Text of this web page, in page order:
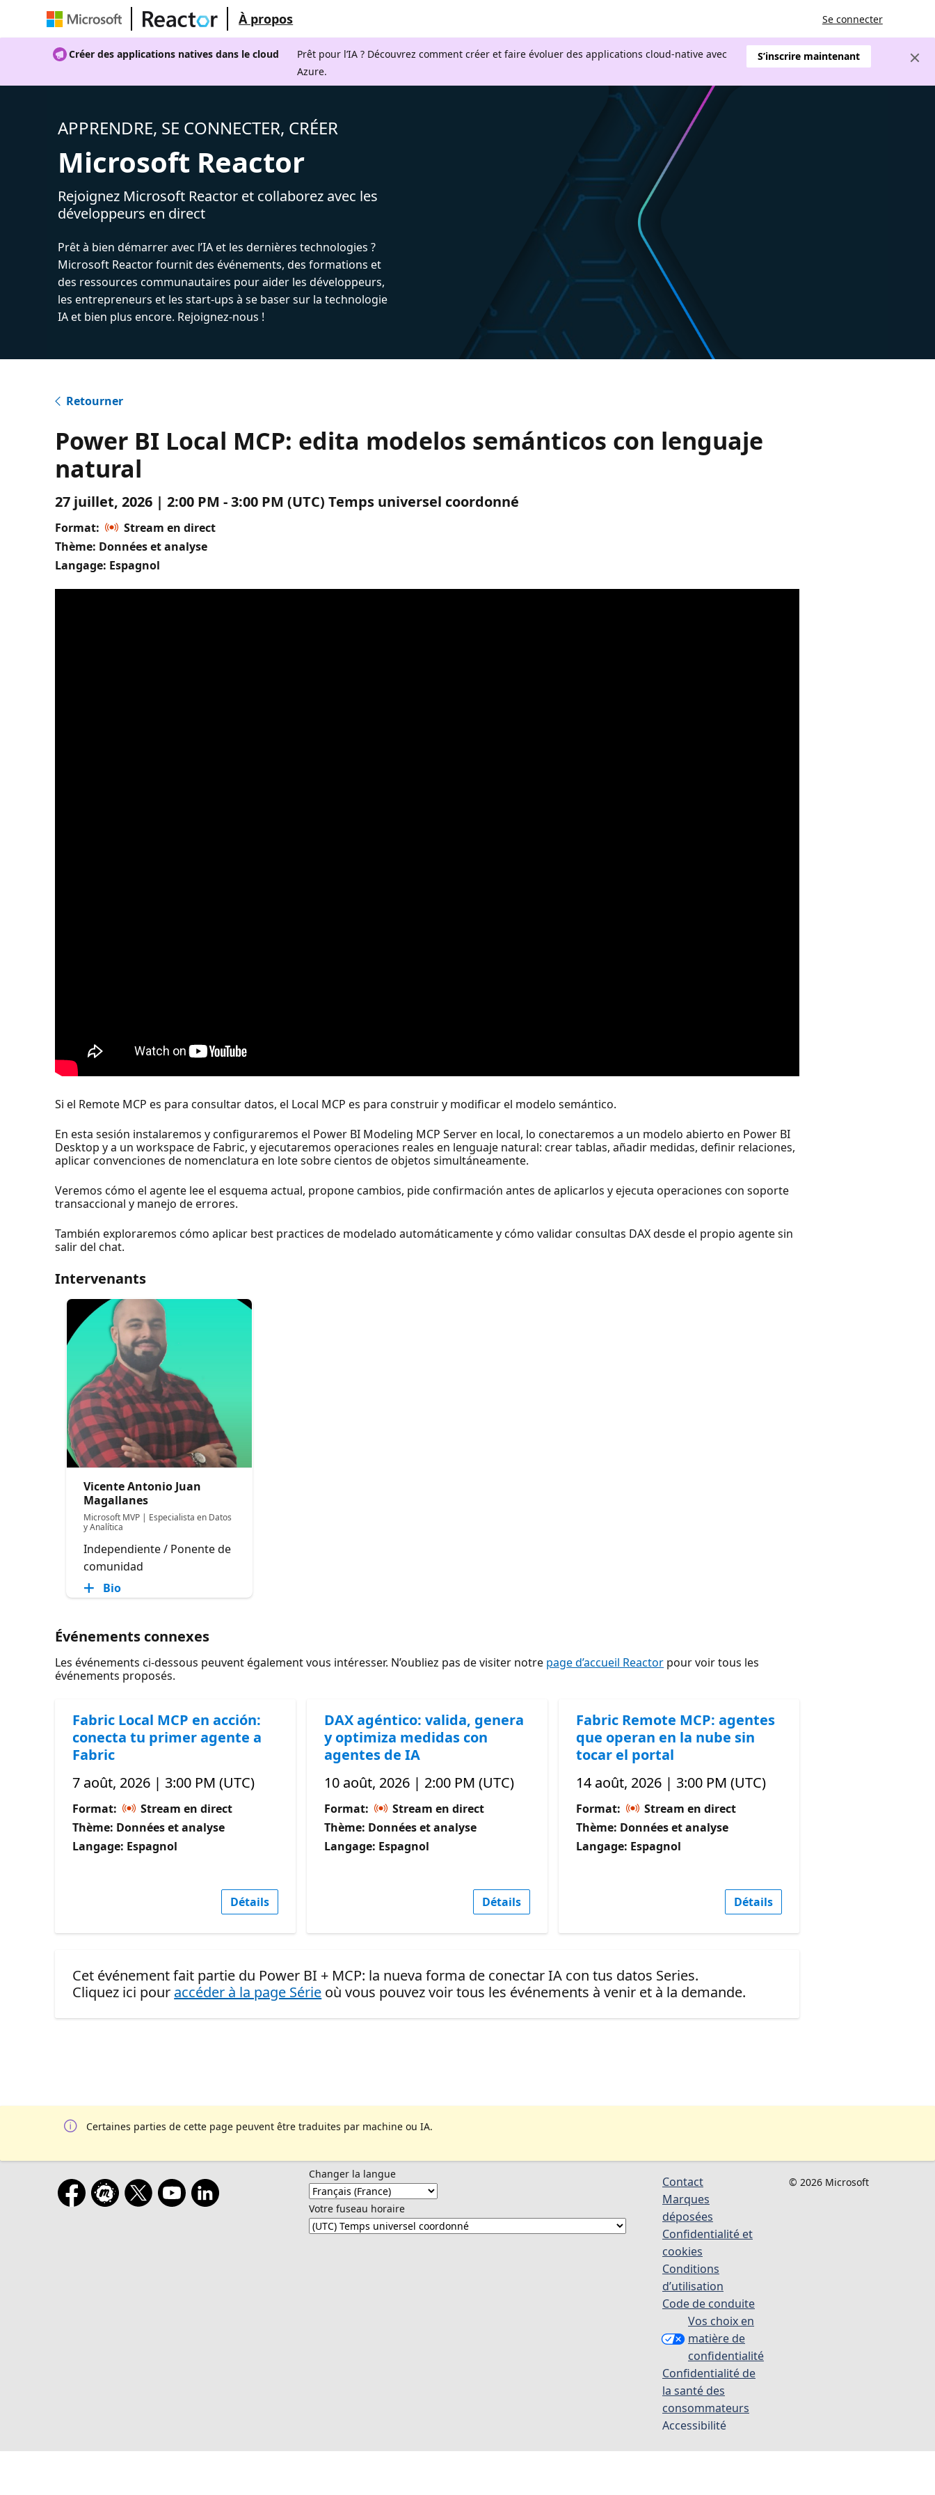
À propos Se connecter
Créer des applications natives dans le cloud
Prêt pour l’IA ? Découvrez comment créer et faire évoluer des applications cloud-native avec
Azure.
S’inscrire maintenant
APPRENDRE, SE CONNECTER, CRÉER
Microsoft Reactor
Rejoignez Microsoft Reactor et collaborez avec les
développeurs en direct
Prêt à bien démarrer avec l’IA et les dernières technologies ?
Microsoft Reactor fournit des événements, des formations et
des ressources communautaires pour aider les développeurs,
les entrepreneurs et les start-ups à se baser sur la technologie
IA et bien plus encore. Rejoignez-nous !
Retourner
Power BI Local MCP: edita modelos semánticos con lenguaje
natural
27 juillet, 2026 | 2:00 PM - 3:00 PM (UTC) Temps universel coordonné
Format:
Stream en direct
Thème: Données et analyse
Langage: Espagnol
Si el Remote MCP es para consultar datos, el Local MCP es para construir y modificar el modelo semántico.
En esta sesión instalaremos y configuraremos el Power BI Modeling MCP Server en local, lo conectaremos a un modelo abierto en Power BI
Desktop y a un workspace de Fabric, y ejecutaremos operaciones reales en lenguaje natural: crear tablas, añadir medidas, definir relaciones,
aplicar convenciones de nomenclatura en lote sobre cientos de objetos simultáneamente.
Veremos cómo el agente lee el esquema actual, propone cambios, pide confirmación antes de aplicarlos y ejecuta operaciones con soporte
transaccional y manejo de errores.
También exploraremos cómo aplicar best practices de modelado automáticamente y cómo validar consultas DAX desde el propio agente sin
salir del chat.
Intervenants
Vicente Antonio Juan
Magallanes
Microsoft MVP | Especialista en Datos
y Analítica
Independiente / Ponente de
comunidad
Bio
Événements connexes
Les événements ci-dessous peuvent également vous intéresser. N’oubliez pas de visiter notre page d’accueil Reactor pour voir tous les
événements proposés.
Fabric Local MCP en acción:
conecta tu primer agente a
Fabric
7 août, 2026 | 3:00 PM (UTC)
Format:
Stream en direct
Thème: Données et analyse
Langage: Espagnol
Détails
DAX agéntico: valida, genera
y optimiza medidas con
agentes de IA
10 août, 2026 | 2:00 PM (UTC)
Format:
Stream en direct
Thème: Données et analyse
Langage: Espagnol
Détails
Fabric Remote MCP: agentes
que operan en la nube sin
tocar el portal
14 août, 2026 | 3:00 PM (UTC)
Format:
Stream en direct
Thème: Données et analyse
Langage: Espagnol
Détails
Cet événement fait partie du Power BI + MCP: la nueva forma de conectar IA con tus datos Series.
Cliquez ici pour accéder à la page Série où vous pouvez voir tous les événements à venir et à la demande.
Certaines parties de cette page peuvent être traduites par machine ou IA.
Changer la langue
Votre fuseau horaire
Contact
Marques
déposées
Confidentialité et
cookies
Conditions
d’utilisation
Code de conduite
Vos choix en
matière de
confidentialité
Confidentialité de
la santé des
consommateurs
Accessibilité
© 2026 Microsoft